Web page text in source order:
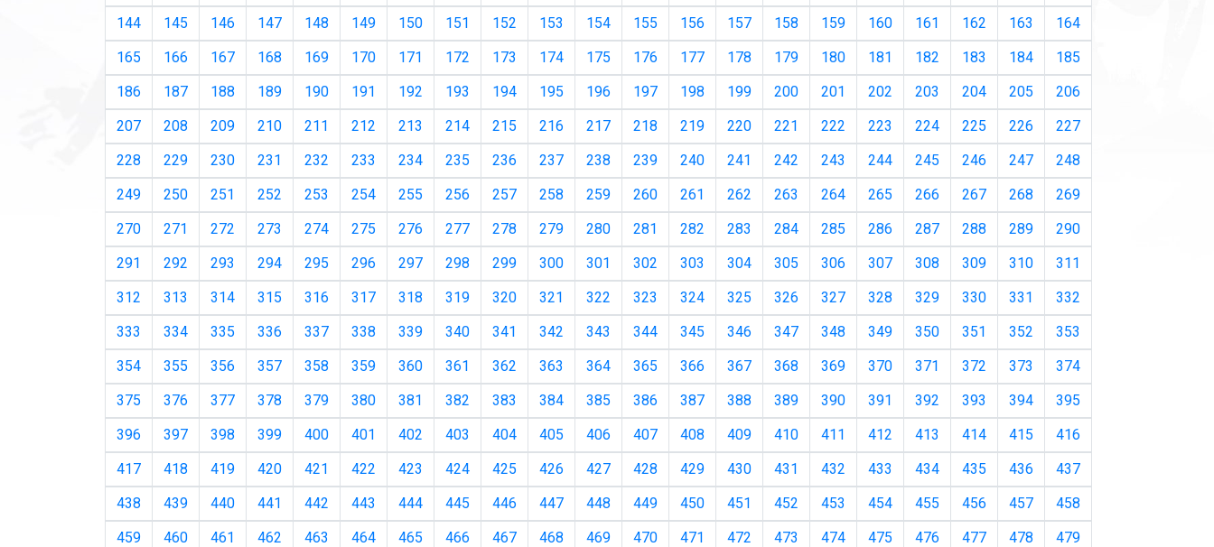
144
145 146 147 148 149 150 151 152 153 154 155 156 157 158 159 160 161 162 163
164
165
166 167 168 169 170 171 172 173 174 175 176 177 178 179 180 181 182 183 184
185
186
187 188 189 190 191 192 193 194 195 196 197 198 199 200 201 202 203 204 205
206
207
208 209 210 211 212 213 214 215 216 217 218 219 220 221 222 223 224 225 226
227
228
229 230 231 232 233 234 235 236 237 238 239 240 241 242 243 244 245 246 247
248
249
250 251 252 253 254 255 256 257 258 259 260 261 262 263 264 265 266 267 268
269
270
271 272 273 274 275 276 277 278 279 280 281 282 283 284 285 286 287 288 289
290
291
292 293 294 295 296 297 298 299 300 301 302 303 304 305 306 307 308 309 310
311
312
313 314 315 316 317 318 319 320 321 322 323 324 325 326 327 328 329 330 331
332
333
334 335 336 337 338 339 340 341 342 343 344 345 346 347 348 349 350 351 352
353
354
355 356 357 358 359 360 361 362 363 364 365 366 367 368 369 370 371 372 373
374
375
376 377 378 379 380 381 382 383 384 385 386 387 388 389 390 391 392 393 394
395
396
397 398 399 400 401 402 403 404 405 406 407 408 409 410 411 412 413 414 415
416
417
418 419 420 421 422 423 424 425 426 427 428 429 430 431 432 433 434 435 436
437
438
439 440 441 442 443 444 445 446 447 448 449 450 451 452 453 454 455 456 457
458
459
460 461 462 463 464 465 466 467 468 469 470 471 472 473 474 475 476 477 478
479